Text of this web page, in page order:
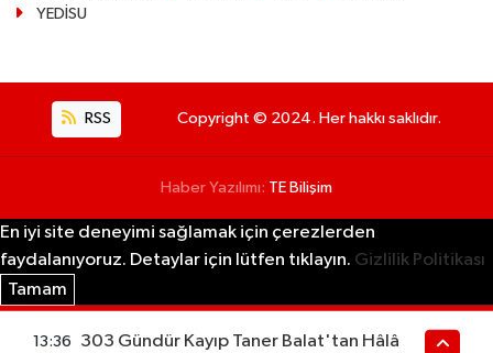
YEDİSU
RSS Copyright © 2024. Her hakkı saklıdır.
Haber Yazılımı: TE Bilişim
En iyi site deneyimi sağlamak için çerezlerden
faydalanıyoruz. Detaylar için lütfen tıklayın. Gizlilik Politikası
Tamam
13:36 303 Gündür Kayıp Taner Balat'tan Hâlâ